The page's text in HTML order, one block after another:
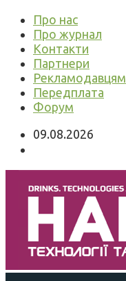
Про нас
Про журнал
Контакти
Партнери
Рекламодавцям
Передплата
Форум
09.08.2026